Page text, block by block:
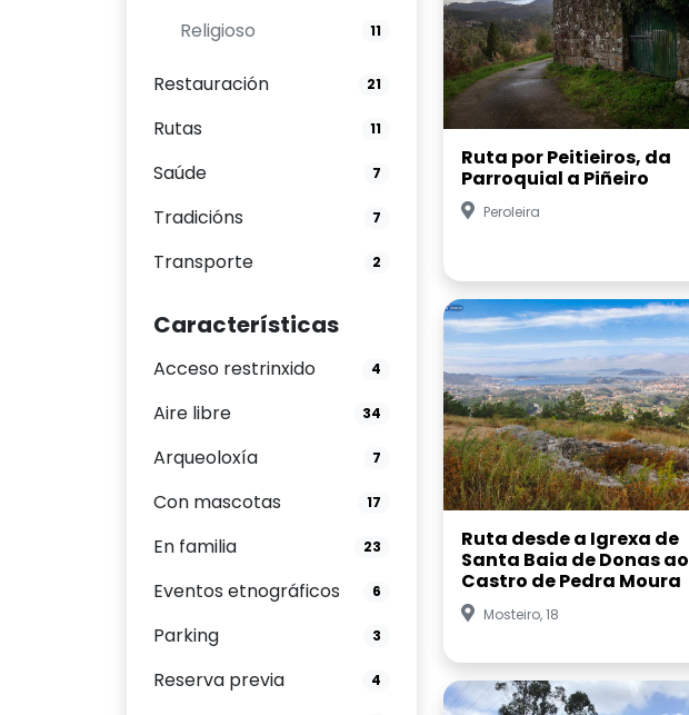
Religioso 11
Restauración 21
Rutas 11
Saúde 7
Tradicións 7
Transporte 2
Características
Acceso restrinxido 4
Aire libre 34
Arqueoloxía 7
Con mascotas 17
En familia 23
Eventos etnográficos 6
Parking 3
Reserva previa 4
Ruta por Peitieiros, da
Parroquial a Piñeiro
Peroleira
Ruta desde a Igrexa de
Santa Baia de Donas ao
Castro de Pedra Moura
Mosteiro, 18